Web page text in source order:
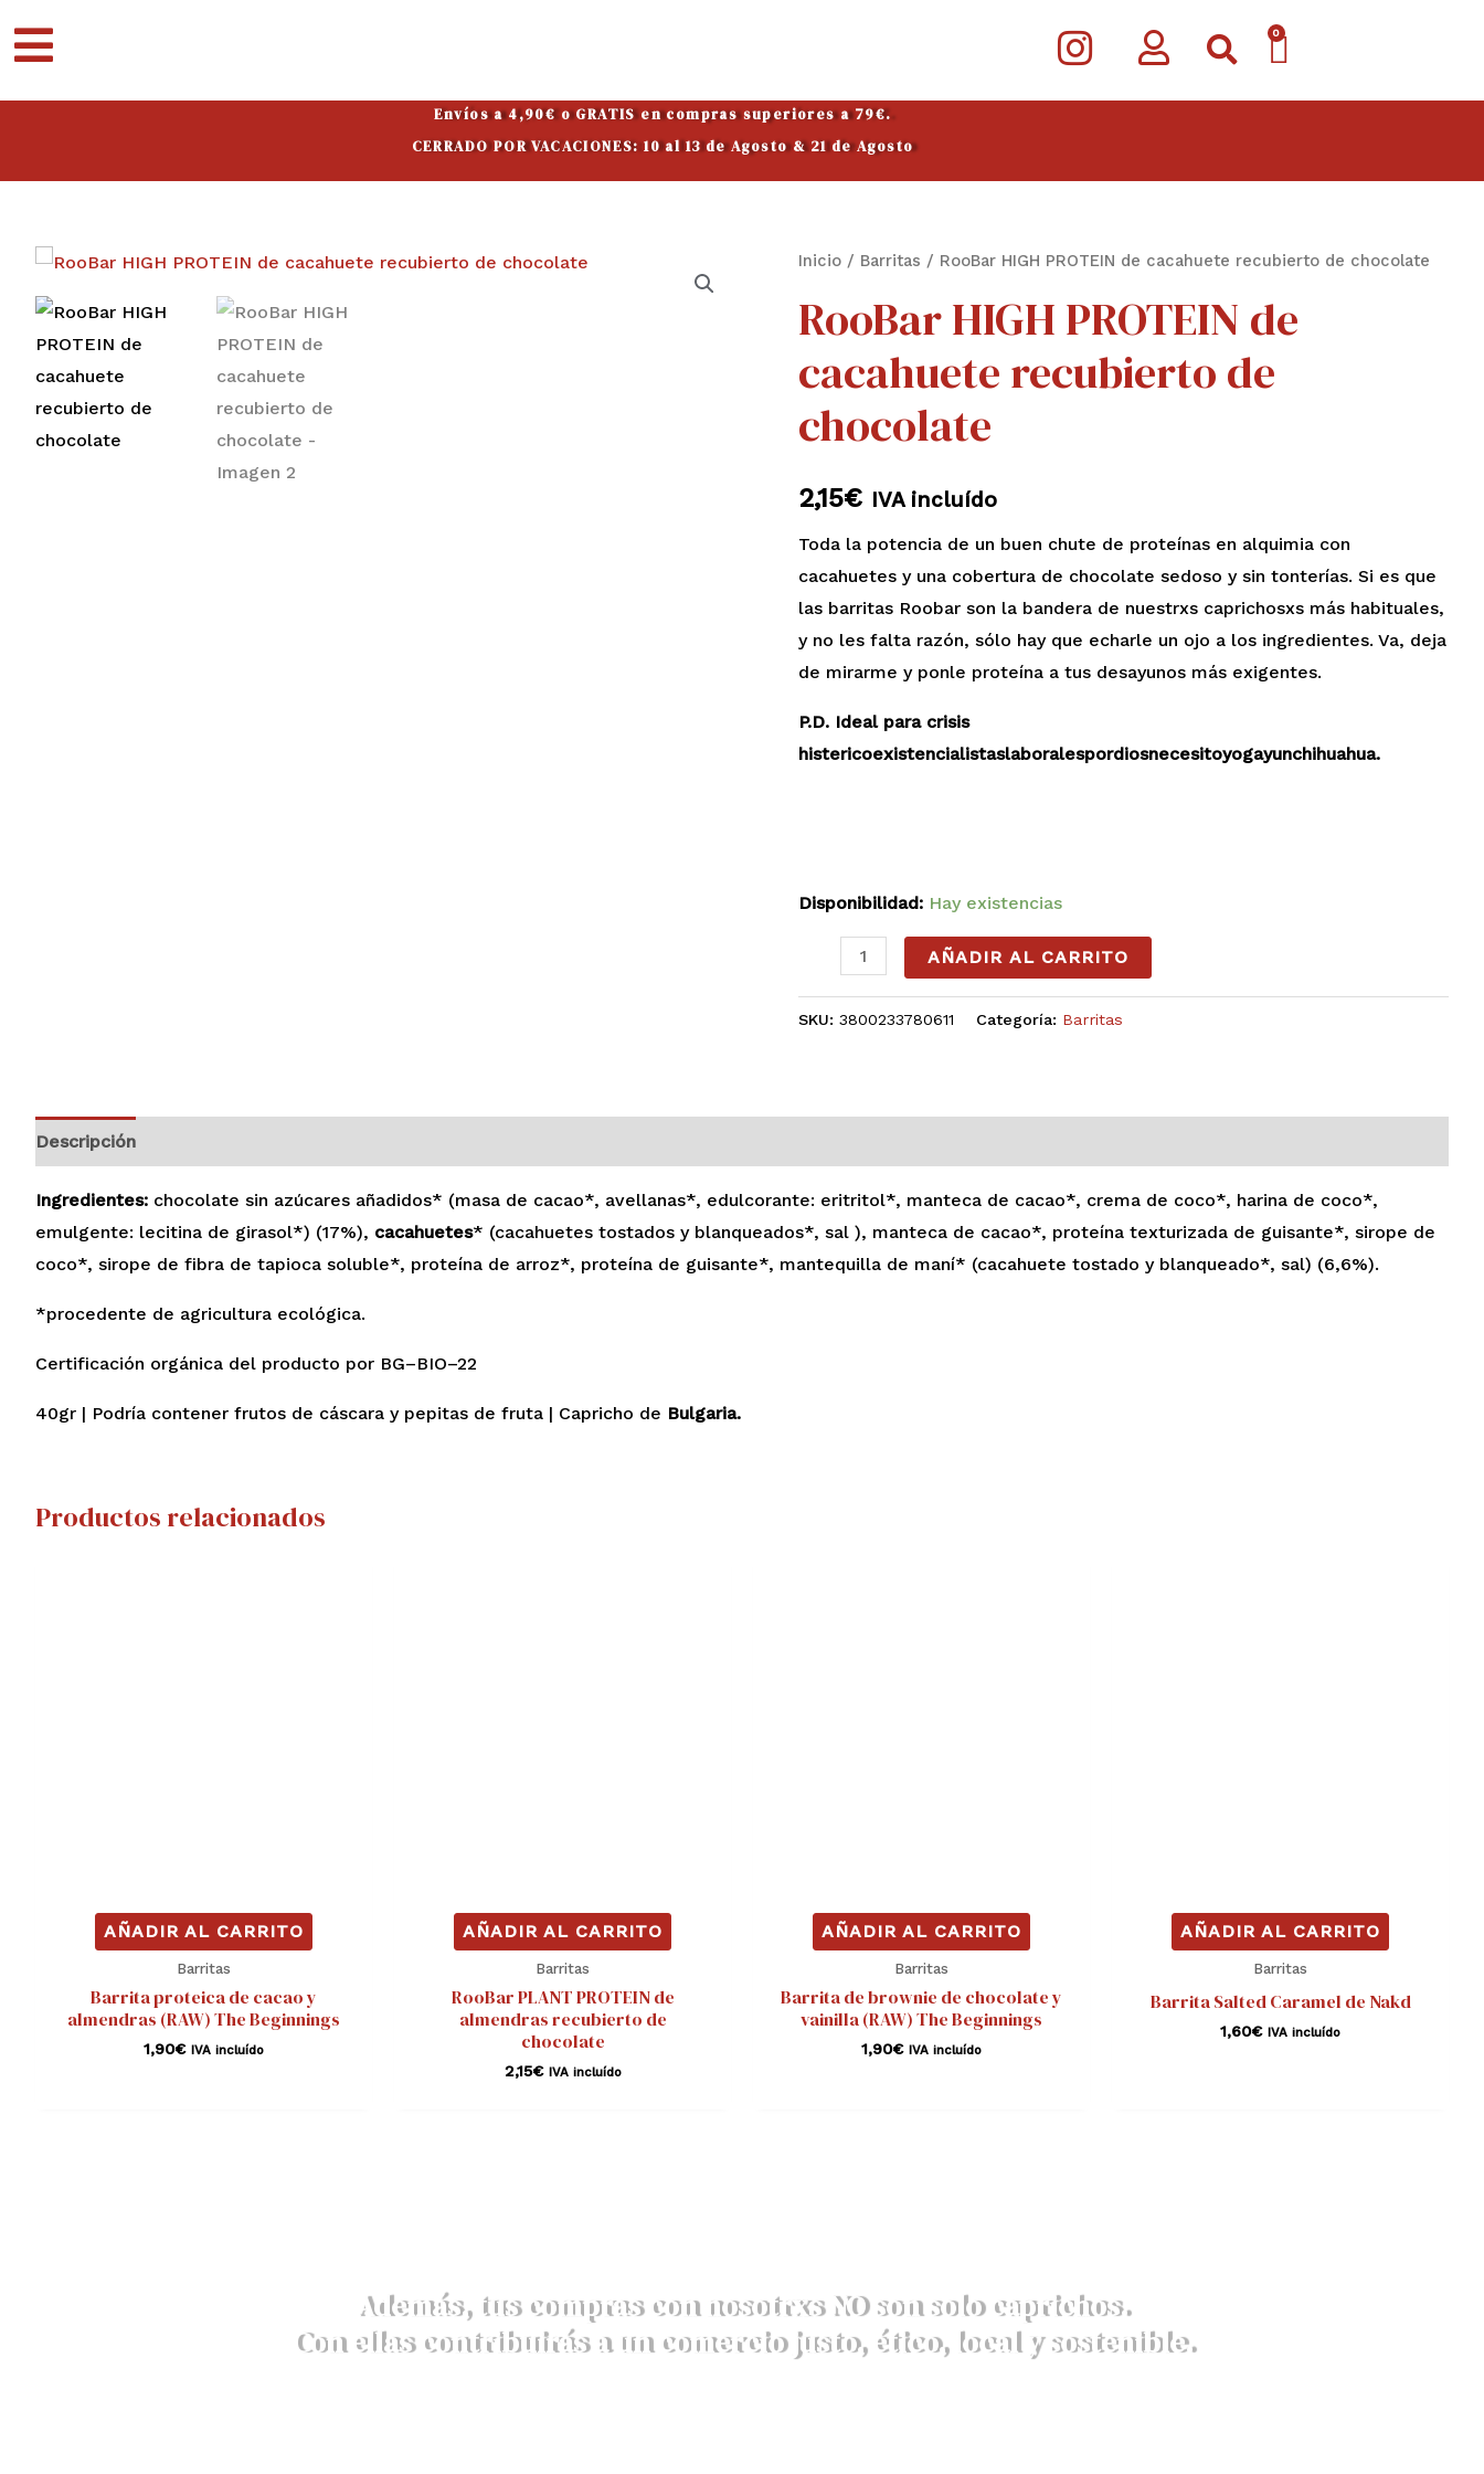
I
n
r
a
m
0
CARRITO
Envíos a 4,90€ o GRATIS en compras superiores a 79€.
CERRADO POR VACACIONES: 10 al 13 de Agosto & 21 de Agosto
Inicio / Barritas / RooBar HIGH PROTEIN de cacahuete recubierto de chocolate
RooBar HIGH PROTEIN de
cacahuete recubierto de
chocolate
2,15€ IVA incluído
Toda la potencia de un buen chute de proteínas en alquimia con
cacahuetes y una cobertura de chocolate sedoso y sin tonterías. Si es que
las barritas Roobar son la bandera de nuestrxs caprichosxs más habituales,
y no les falta razón, sólo hay que echarle un ojo a los ingredientes. Va, deja
de mirarme y ponle proteína a tus desayunos más exigentes.
P.D. Ideal para crisis
histericoexistencialistaslaboralespordiosnecesitoyogayunchihuahua.
Disponibilidad: Hay existencias
RooBar
PROTEIN
cacahuete
recubierto
chocolate
cantidad
AÑADIR AL CARRITO
SKU:3800233780611 Categoría: Barritas
Descripción
Ingredientes: chocolate sin azúcares añadidos* (masa de cacao*, avellanas*, edulcorante: eritritol*, manteca de cacao*, crema de coco*, harina de coco*,
emulgente: lecitina de girasol*) (17%), cacahuetes* (cacahuetes tostados y blanqueados*, sal ), manteca de cacao*, proteína texturizada de guisante*, sirope de
coco*, sirope de fibra de tapioca soluble*, proteína de arroz*, proteína de guisante*, mantequilla de maní* (cacahuete tostado y blanqueado*, sal) (6,6%).
*procedente de agricultura ecológica.
Certificación orgánica del producto por BG–BIO–22
40gr | Podría contener frutos de cáscara y pepitas de fruta | Capricho de Bulgaria.
Productos relacionados
AÑADIR AL CARRITO
Barritas
Barrita proteica de cacao y
almendras (RAW) The Beginnings
1,90€ IVA incluído
AÑADIR AL CARRITO
Barritas
RooBar PLANT PROTEIN de
almendras recubierto de
chocolate
2,15€ IVA incluído
AÑADIR AL CARRITO
Barritas
Barrita de brownie de chocolate y
vainilla (RAW) The Beginnings
1,90€ IVA incluído
AÑADIR AL CARRITO
Barritas
Barrita Salted Caramel de Nakd
1,60€ IVA incluído
Además, tus compras con nosotrxs NO son solo caprichos.
Con ellas contribuirás a un comercio justo, ético, local y sostenible.